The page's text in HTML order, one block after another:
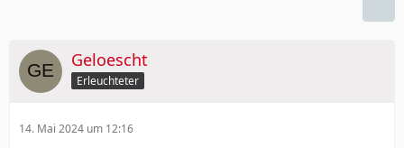
Geloescht
Erleuchteter
14. Mai 2024 um 12:16